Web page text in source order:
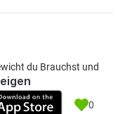
du Brauchst und
0